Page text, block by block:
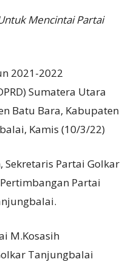
Mencintai Partai
2021-2022
Sumatera Utara
Batu Bara, Kabupaten
Kamis (10/3/22)
Sekretaris Partai Golkar
Partai
M.Kosasih
Tanjungbalai